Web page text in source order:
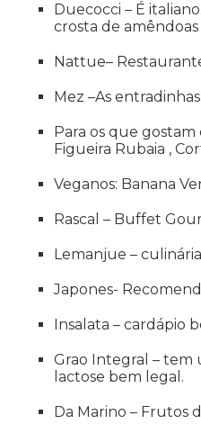
Duecocci – É
crosta de amêndoas
Nattue–
Mez –As
Para os que gostam
Figueira Rubaia ,
Veganos: Banana
Rascal – Buffet
Lemanjue –
Japones-
Insalata – cardápio
Grao Integral – tem
lactose bem legal.
Da Marino – Frutos